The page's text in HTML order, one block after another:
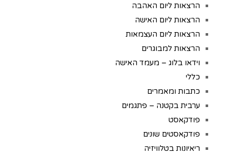
הרצאות ליום האהבה
הרצאות ליום האישה
הרצאות ליום העצמאות
הרצאות למבוגרים
וידאו בלוג – מעמד האישה
כללי
כתבות ומאמרים
ערבית בקטנה – פתגמים
פודקאסט
פודקאסטים שונים
ריאיונות בטלוויזיה